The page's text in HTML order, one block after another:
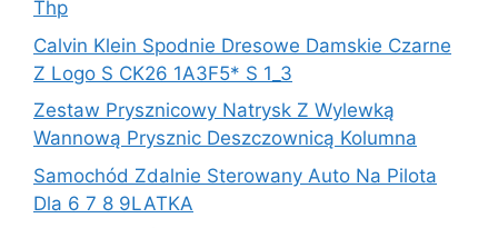
Thp
Calvin Klein Spodnie Dresowe Damskie Czarne
Z Logo S CK26 1A3F5* S 1_3
Zestaw Prysznicowy Natrysk Z Wylewką
Wannową Prysznic Deszczownicą Kolumna
Samochód Zdalnie Sterowany Auto Na Pilota
Dla 6 7 8 9LATKA